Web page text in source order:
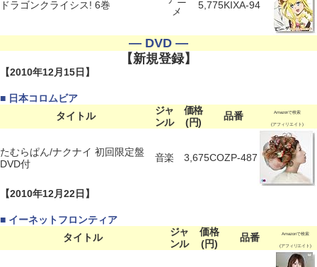
ドラゴンクライシス! 6巻
メ
5,775KIXA-94
― DVD ―
【新規登録】
【2010年12月15日】
■ 日本コロムビア
タイトル
ジャ
ンル
価格
(円)
品番 Amazonで検索
(アフィリエイト)
たむらぱん/ナクナイ 初回限定盤
DVD付
音楽 3,675COZP-487
【2010年12月22日】
■ イーネットフロンティア
タイトル
ジャ
ンル
価格
(円)
品番 Amazonで検索
(アフィリエイト)